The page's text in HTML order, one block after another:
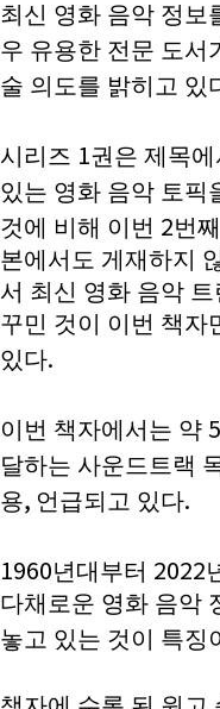
최신 영화 음악 정보
우 유용한 전문 도서
술 의도를 밝히고 있
시리즈 1권은 제목
있는 영화 음악 토픽
것에 비해 이번 2번
본에서도 게재하지
서 최신 영화 음악
꾸민 것이 이번 책자
있다.
이번 책자에서는 약
달하는 사운드트랙
용, 언급되고 있다.
1960년대부터 2022
다채로운 영화 음악
놓고 있는 것이 특징